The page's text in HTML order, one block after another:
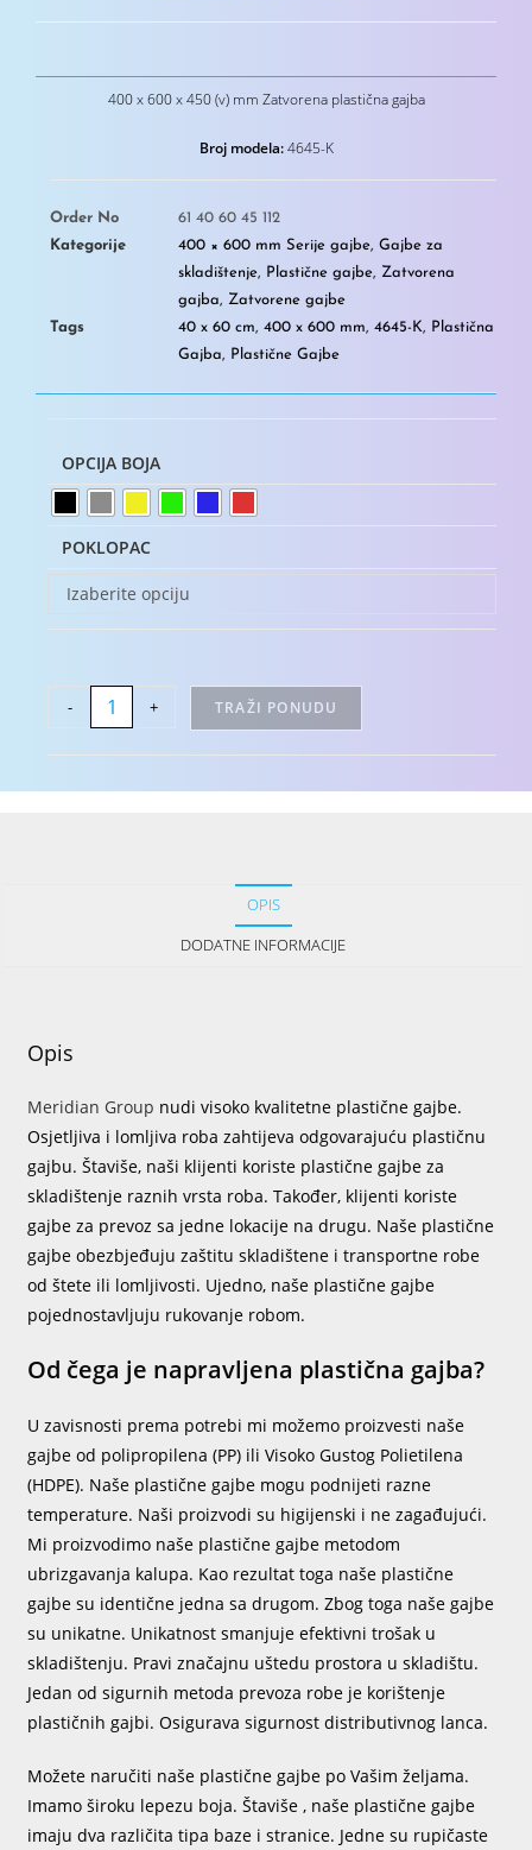
400 x 600 x 450 (v) mm Zatvorena plastična gajba
Broj modela:4645-K
Order No
61 40 60 45 112
Kategorije
400 × 600 mm Serije gajbe, Gajbe za
skladištenje, Plastične gajbe, Zatvorena
gajba, Zatvorene gajbe
Tags
40 x 60 cm, 400 x 600 mm, 4645-K, Plastična
Gajba, Plastične Gajbe
OPCIJA BOJA
POKLOPAC
Izaberite opciju
- + TRAŽI PONUDU
OPIS
DODATNE INFORMACIJE
Opis
Meridian Group nudi visoko kvalitetne plastične gajbe.
Osjetljiva i lomljiva roba zahtijeva odgovarajuću plastičnu
gajbu. Štaviše, naši klijenti koriste plastične gajbe za
skladištenje raznih vrsta roba. Također, klijenti koriste
gajbe za prevoz sa jedne lokacije na drugu. Naše plastične
gajbe obezbjeđuju zaštitu skladištene i transportne robe
od štete ili lomljivosti. Ujedno, naše plastične gajbe
pojednostavljuju rukovanje robom.
Od čega je napravljena plastična gajba?
U zavisnosti prema potrebi mi možemo proizvesti naše
gajbe od polipropilena (PP) ili Visoko Gustog Polietilena
(HDPE). Naše plastične gajbe mogu podnijeti razne
temperature. Naši proizvodi su higijenski i ne zagađujući.
Mi proizvodimo naše plastične gajbe metodom
ubrizgavanja kalupa. Kao rezultat toga naše plastične
gajbe su identične jedna sa drugom. Zbog toga naše gajbe
su unikatne. Unikatnost smanjuje efektivni trošak u
skladištenju. Pravi značajnu uštedu prostora u skladištu.
Jedan od sigurnih metoda prevoza robe je korištenje
plastičnih gajbi. Osigurava sigurnost distributivnog lanca.
Možete naručiti naše plastične gajbe po Vašim željama.
Imamo široku lepezu boja. Štaviše , naše plastične gajbe
imaju dva različita tipa baze i stranice. Jedne su rupičaste